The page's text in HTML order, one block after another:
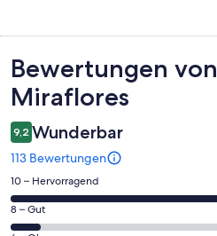
Bewertungen
Bewertungen
Miraflores
9,2 Wunderbar
113 Bewertungen
91
von
insgesamt
10 – Hervorragend
9
von
8 – Gut